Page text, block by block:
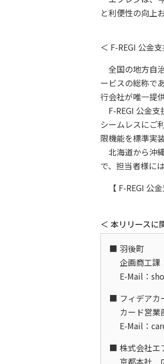
と利便性の向上
＜ F-REGI 公金
全国の地方自
ービスの総称で
行会社が唯一提
F-REGI 公金支
シームレスにご
限機能を標準実
北海道から沖
で、担当者様に
【 F-REGI 公
＜ 本リリースに
羽後町
企画商工課
E-Mail：
フィデアカ
カード営業
E-Mail：
株式会社エ
京都本社